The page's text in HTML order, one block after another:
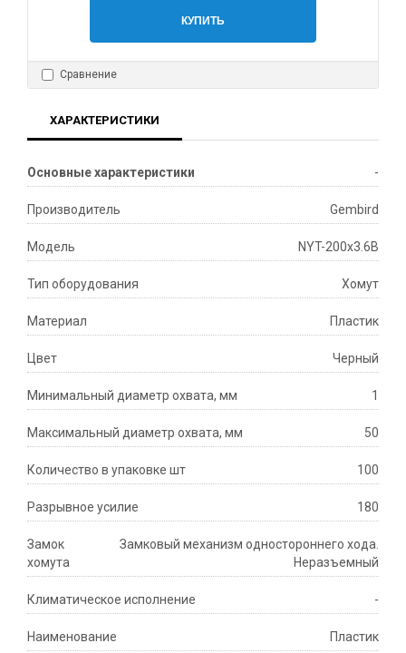
КУПИТЬ
Сравнение
ХАРАКТЕРИСТИКИ
Основные характеристики -
Производитель Gembird
Модeль NYT-200x3.6B
Тип оборудования Хомут
Материал Пластик
Цвет Черный
Минимальный диаметр охвата, мм 1
Максимальный диаметр охвата, мм 50
Количество в упаковке шт 100
Разрывное усилие 180
Замок
хомута
Замковый механизм одностороннего хода.
Неразъемный
Климатическое исполнение -
Наименование Пластик